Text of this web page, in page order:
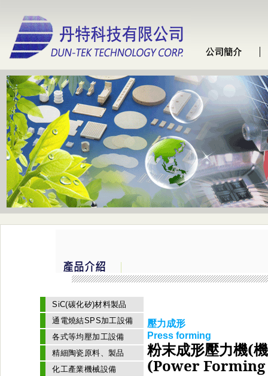
SiC(碳化矽)材料製品
通電燒結SPS加工設備
各式等均壓加工設備
精細陶瓷原料、製品
化工產業機械設備
壓力成形
Press forming
粉末成形壓力機(
(Power Forming